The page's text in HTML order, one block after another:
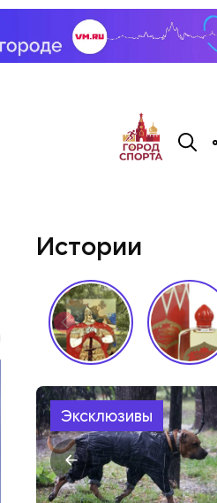
Истории
Эксклюзивы